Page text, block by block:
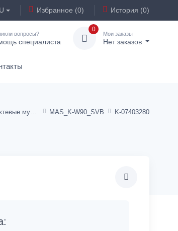
Избранное (0) История (0)
вопросы?
специалиста
0
Мои заказы
Нет заказов
Перегородочные локтевые муфты - полиамид MAS_K-W90_SVB K-07403280